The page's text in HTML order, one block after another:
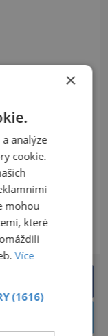
×
analýze
cookie.
mohou
které
Více
(1616)